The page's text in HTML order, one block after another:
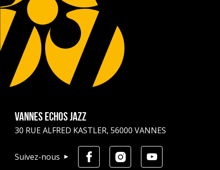
Vannes Echos Jazz
30 RUE ALFRED KASTLER, 56000 VANNES
Suivez-nous